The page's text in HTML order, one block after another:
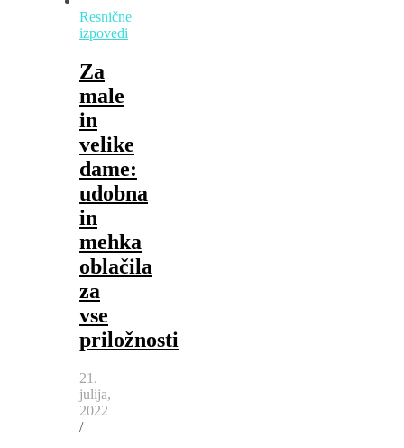
Resnične
izpovedi
Za
male
in
velike
dame:
udobna
in
mehka
oblačila
za
vse
priložnosti
21.
julija,
2022
/